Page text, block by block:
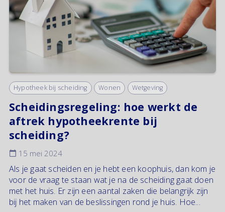
Hypotheek bij scheiding Wonen Wetgeving
Scheidingsregeling: hoe werkt de
aftrek hypotheekrente bij
scheiding?
15 mei 2024
Als je gaat scheiden en je hebt een koophuis, dan kom je
voor de vraag te staan wat je na de scheiding gaat doen
met het huis. Er zijn een aantal zaken die belangrijk zijn
bij het maken van de beslissingen rond je huis. Hoe...